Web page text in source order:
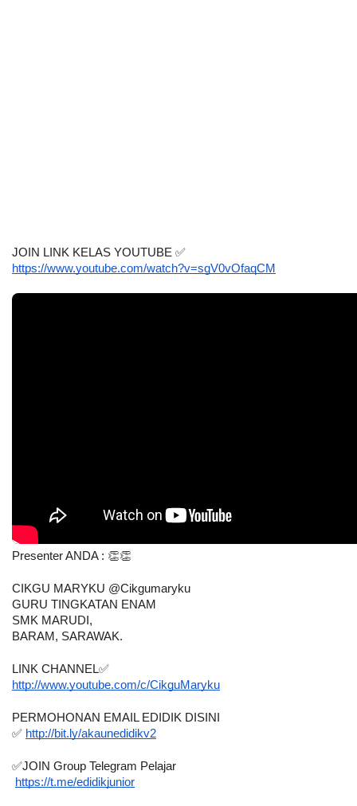
JOIN LINK KELAS YOUTUBE ✅
https://www.youtube.com/watch?v=sgV0vOfaqCM
Presenter ANDA : 👏👏
CIKGU MARYKU @Cikgumaryku
GURU TINGKATAN ENAM
SMK MARUDI,
BARAM, SARAWAK.
LINK CHANNEL✅
http://www.youtube.com/c/CikguMaryku
PERMOHONAN EMAIL EDIDIK DISINI
✅ http://bit.ly/akaunedidikv2
✅JOIN Group Telegram Pelajar
https://t.me/edidikjunior